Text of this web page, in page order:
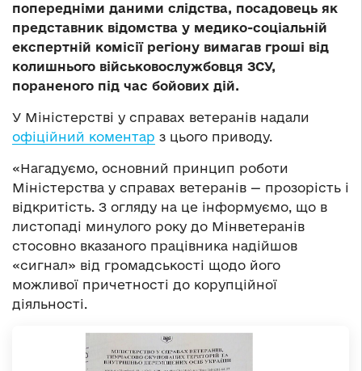
попередніми даними слідства, посадовець як
представник відомства у медико-соціальній
експертній комісії регіону вимагав гроші від
колишнього військовослужбовця ЗСУ,
пораненого під час бойових дій.
У Міністерстві у справах ветеранів надали
офіційний коментар з цього приводу.
«Нагадуємо, основний принцип роботи
Міністерства у справах ветеранів — прозорість і
відкритість. З огляду на це інформуємо, що в
листопаді минулого року до Мінветеранів
стосовно вказаного працівника надійшов
«сигнал» від громадськості щодо його
можливої причетності до корупційної
діяльності.